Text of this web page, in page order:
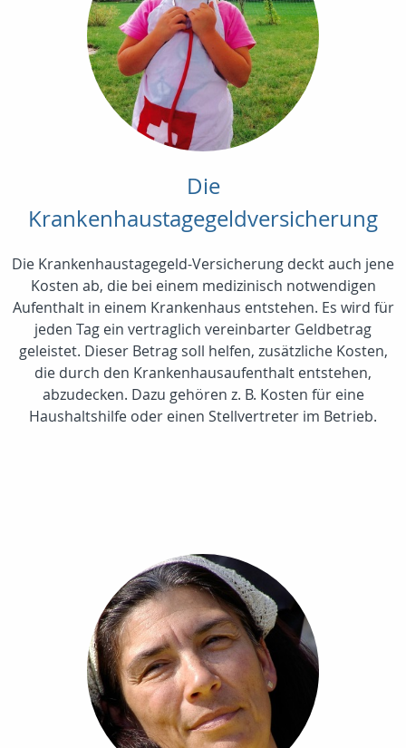
Die
Krankenhaustagegeldversicherung
Die Krankenhaustagegeld-Versicherung deckt auch jene
Kosten ab, die bei einem medizinisch notwendigen
Aufenthalt in einem Krankenhaus entstehen. Es wird für
jeden Tag ein vertraglich vereinbarter Geldbetrag
geleistet. Dieser Betrag soll helfen, zusätzliche Kosten,
die durch den Krankenhausaufenthalt entstehen,
abzudecken. Dazu gehören z. B. Kosten für eine
Haushaltshilfe oder einen Stellvertreter im Betrieb.